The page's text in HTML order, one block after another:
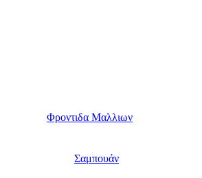
Φροντιδα Μαλλιων
Σαμπουάν